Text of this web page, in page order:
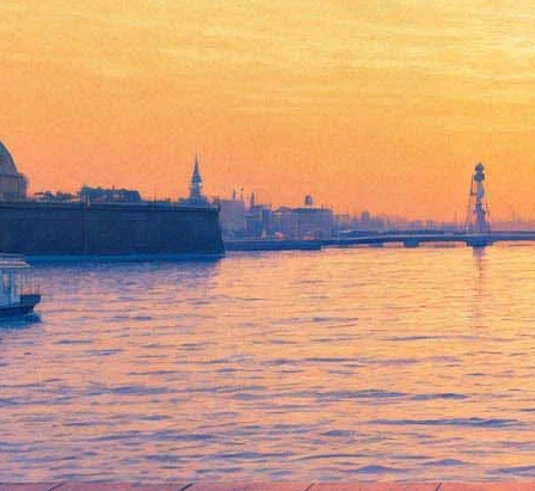
Весенняя «Курилка
Гутенберга» бесплатно
расскажет, зачем нам нужен
Ирак и Гарри Поттер